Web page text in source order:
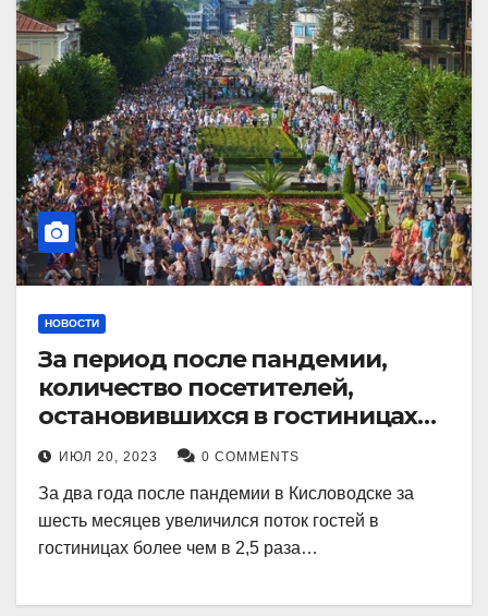
НОВОСТИ
За период после пандемии,
количество посетителей,
остановившихся в гостиницах
Кисловодска, выросло в 2,5 раза.
ИЮЛ 20, 2023 0 COMMENTS
За два года после пандемии в Кисловодске за
шесть месяцев увеличился поток гостей в
гостиницах более чем в 2,5 раза…